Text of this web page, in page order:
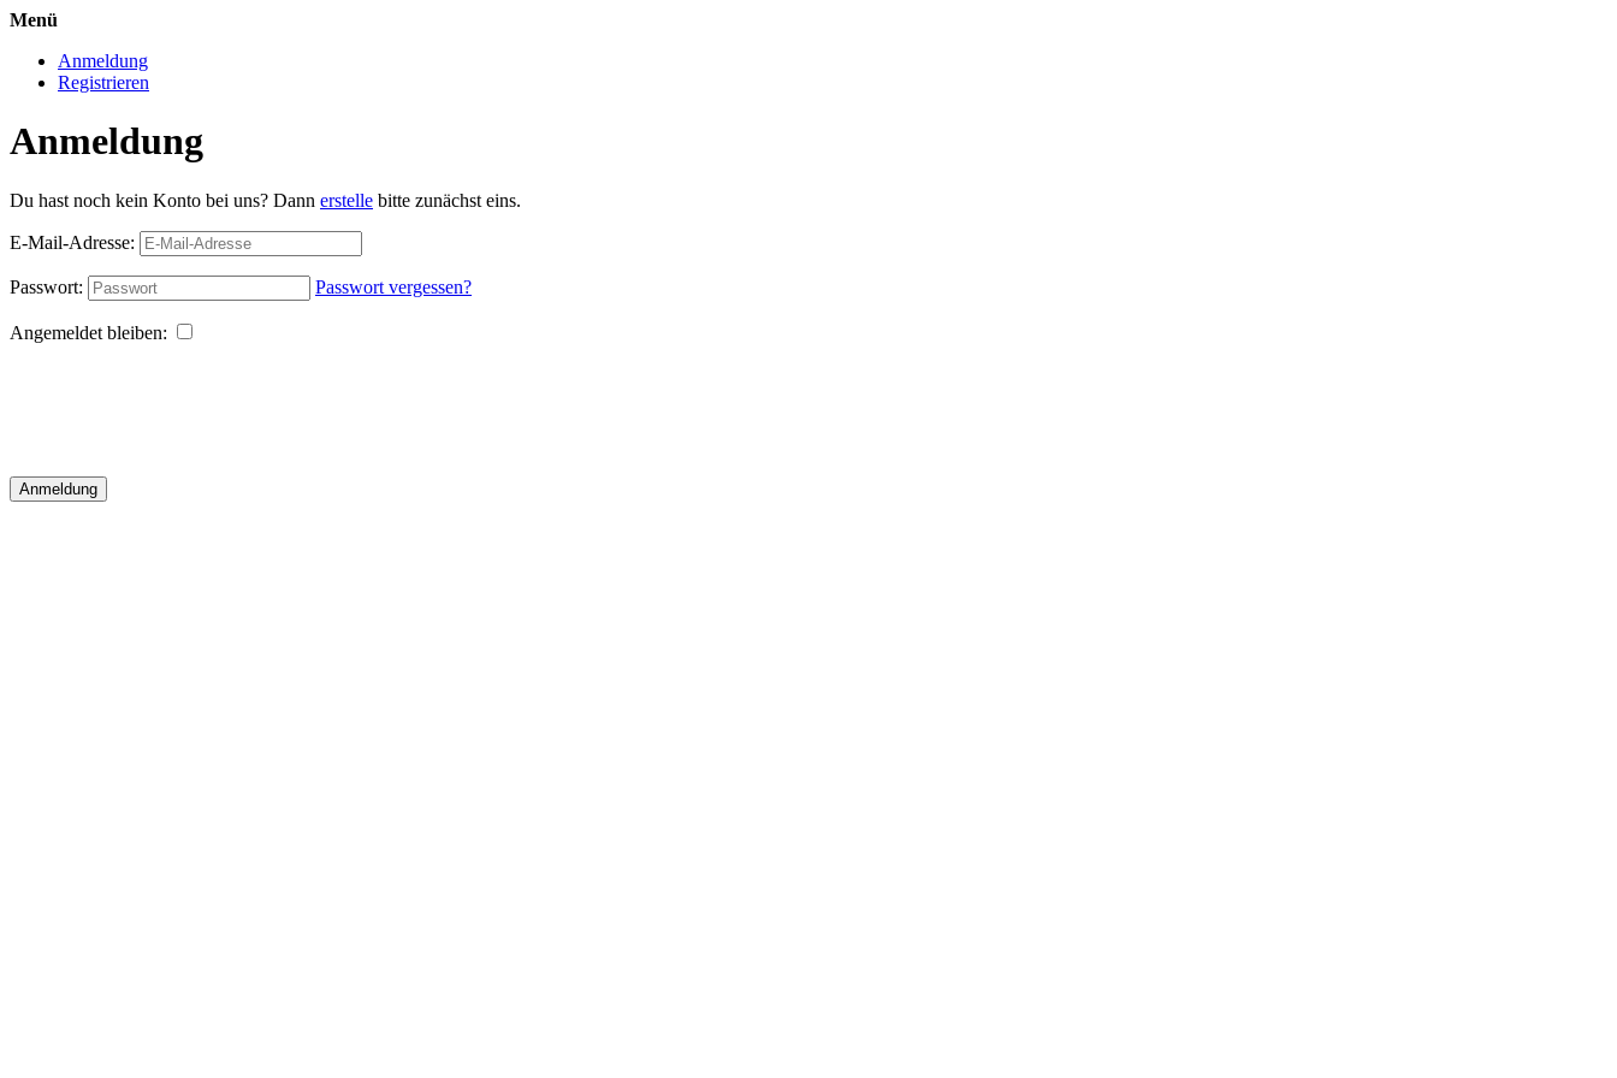
Menü
Anmeldung
Registrieren
Anmeldung
Du hast noch kein Konto bei uns? Dann erstelle bitte zunächst eins.
E-Mail-Adresse:
Passwort: Passwort vergessen?
Angemeldet bleiben:
Anmeldung